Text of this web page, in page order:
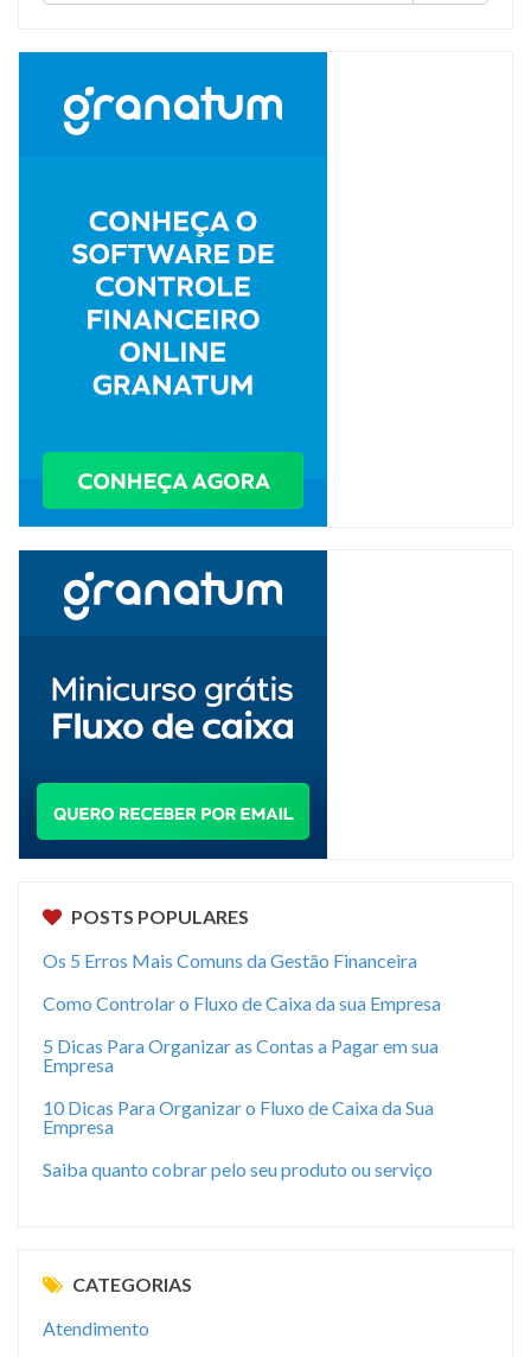
POSTS POPULARES
Os 5 Erros Mais Comuns da Gestão Financeira
Como Controlar o Fluxo de Caixa da sua Empresa
5 Dicas Para Organizar as Contas a Pagar em sua
Empresa
10 Dicas Para Organizar o Fluxo de Caixa da Sua
Empresa
Saiba quanto cobrar pelo seu produto ou serviço
CATEGORIAS
Atendimento